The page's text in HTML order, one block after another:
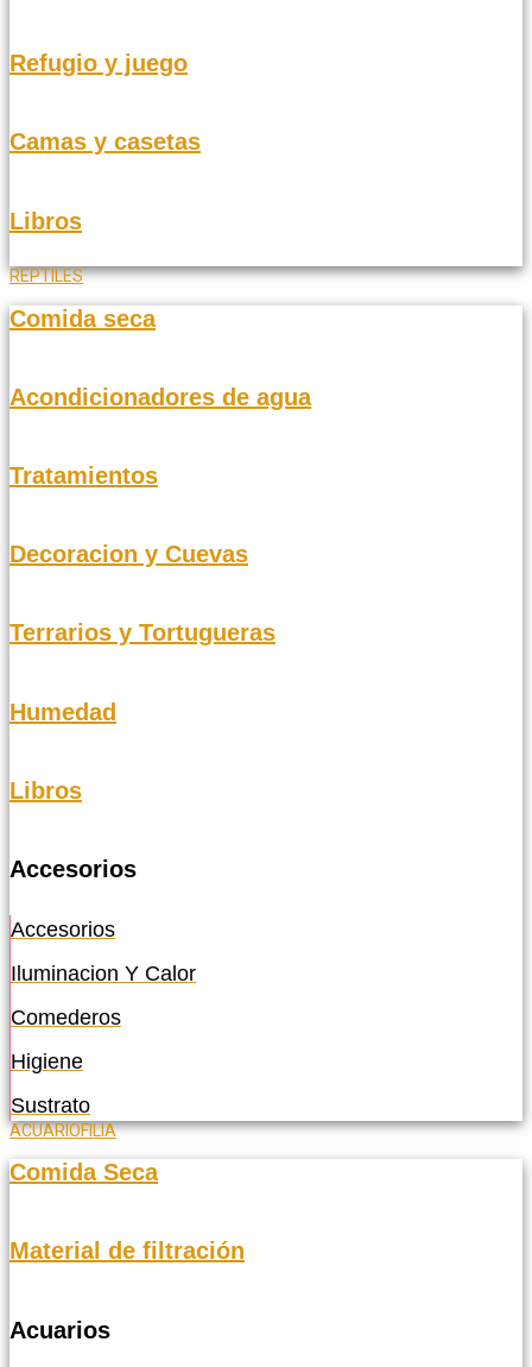
Refugio y juego
Camas y casetas
Libros
REPTILES
Comida seca
Acondicionadores de agua
Tratamientos
Decoracion y Cuevas
Terrarios y Tortugueras
Humedad
Libros
Accesorios
Accesorios
Iluminacion Y Calor
Comederos
Higiene
Sustrato
ACUARIOFILIA
Comida Seca
Material de filtración
Acuarios